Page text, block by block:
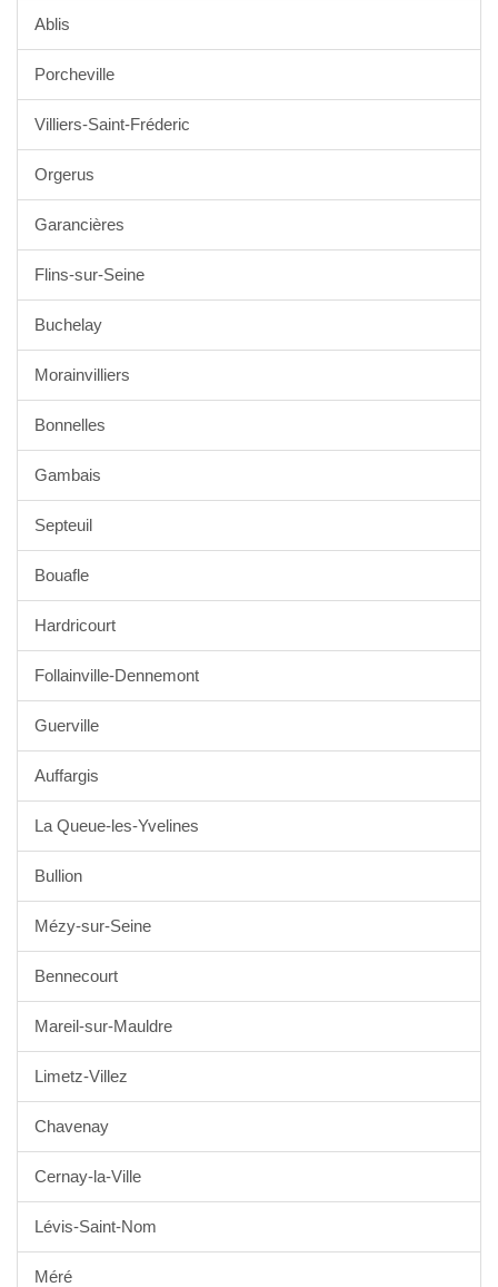
Ablis
Porcheville
Villiers-Saint-Fréderic
Orgerus
Garancières
Flins-sur-Seine
Buchelay
Morainvilliers
Bonnelles
Gambais
Septeuil
Bouafle
Hardricourt
Follainville-Dennemont
Guerville
Auffargis
La Queue-les-Yvelines
Bullion
Mézy-sur-Seine
Bennecourt
Mareil-sur-Mauldre
Limetz-Villez
Chavenay
Cernay-la-Ville
Lévis-Saint-Nom
Méré